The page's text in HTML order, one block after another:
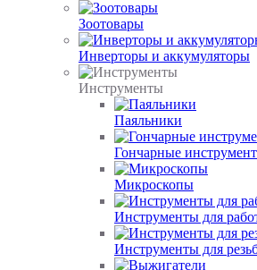
Зоотовары
Инверторы и аккумуляторы
Инструменты
Паяльники
Гончарные
Микроскопы
Инструменты для
Инструменты для